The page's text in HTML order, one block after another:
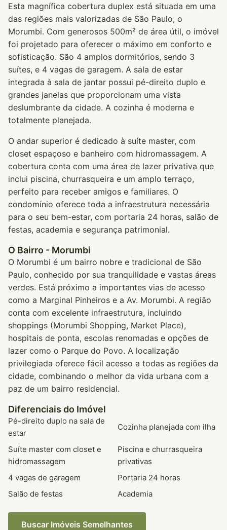
Esta magnífica cobertura duplex está situada em uma
das regiões mais valorizadas de São Paulo, o
Morumbi. Com generosos 500m² de área útil, o imóvel
foi projetado para oferecer o máximo em conforto e
sofisticação. São 4 amplos dormitórios, sendo 3
suítes, e 4 vagas de garagem. A sala de estar
integrada à sala de jantar possui pé-direito duplo e
grandes janelas que proporcionam uma vista
deslumbrante da cidade. A cozinha é moderna e
totalmente planejada.
O andar superior é dedicado à suíte master, com
closet espaçoso e banheiro com hidromassagem. A
cobertura conta com uma área de lazer privativa que
inclui piscina, churrasqueira e um amplo terraço,
perfeito para receber amigos e familiares. O
condomínio oferece toda a infraestrutura necessária
para o seu bem-estar, com portaria 24 horas, salão de
festas, academia e segurança patrimonial.
O Bairro - Morumbi
O Morumbi é um bairro nobre e tradicional de São
Paulo, conhecido por sua tranquilidade e vastas áreas
verdes. Está próximo a importantes vias de acesso
como a Marginal Pinheiros e a Av. Morumbi. A região
conta com excelente infraestrutura, incluindo
shoppings (Morumbi Shopping, Market Place),
hospitais de ponta, escolas renomadas e opções de
lazer como o Parque do Povo. A localização
privilegiada oferece fácil acesso a todas as regiões da
cidade, combinando o melhor da vida urbana com a
paz de um bairro residencial.
Diferenciais do Imóvel
Pé-direito duplo na sala de
estar
Cozinha planejada com ilha
Suíte master com closet e
hidromassagem
Piscina e churrasqueira
privativas
4 vagas de garagem
Portaria 24 horas
Salão de festas
Academia
Buscar Imóveis Semelhantes